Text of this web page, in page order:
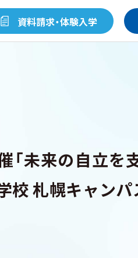
資料請求・体験入学
SDGsの取り組み
未来の自立を
札幌キャンパ